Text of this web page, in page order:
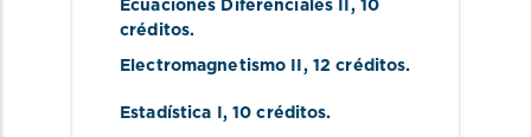
Ecuaciones Diferenciales II , 10
créditos.
Electromagnetismo II , 12 créditos.
Estadística I , 10 créditos.